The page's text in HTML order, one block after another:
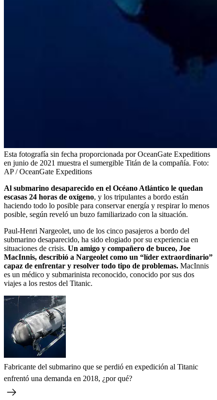
Esta fotografía sin fecha proporcionada por OceanGate Expeditions
en junio de 2021 muestra el sumergible Titán de la compañía. Foto:
AP / OceanGate Expeditions
Al submarino desaparecido en el Océano Atlántico le quedan
escasas 24 horas de oxígeno, y los tripulantes a bordo están
haciendo todo lo posible para conservar energía y respirar lo menos
posible, según reveló un buzo familiarizado con la situación.
Paul-Henri Nargeolet, uno de los cinco pasajeros a bordo del
submarino desaparecido, ha sido elogiado por su experiencia en
situaciones de crisis. Un amigo y compañero de buceo, Joe
MacInnis, describió a Nargeolet como un “líder extraordinario”
capaz de enfrentar y resolver todo tipo de problemas. MacInnis
es un médico y submarinista reconocido, conocido por sus dos
viajes a los restos del Titanic.
Fabricante del submarino que se perdió en expedición al Titanic
enfrentó una demanda en 2018, ¿por qué?